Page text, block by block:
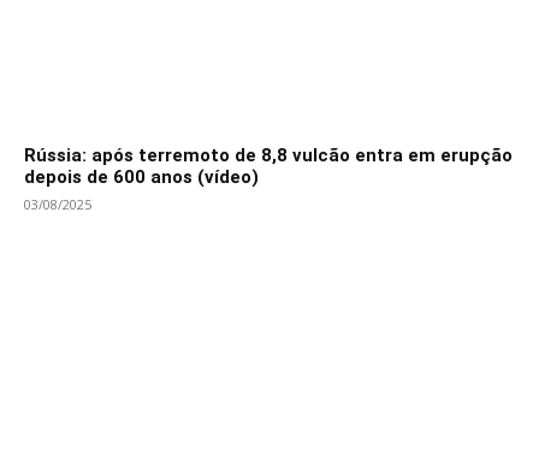
Rússia: após terremoto de 8,8 vulcão entra em erupção
depois de 600 anos (vídeo)
03/08/2025